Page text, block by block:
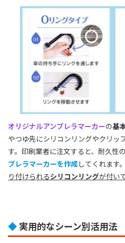
オリジナルアンブレラマーカーの基
やつゆ先にシリコンリングやクリッ
す。印刷業者に注文すると、耐久性
ブレラマーカーを作成してくれます
り付けられるシリコンリングが付い
◆実用的なシーン別活用法